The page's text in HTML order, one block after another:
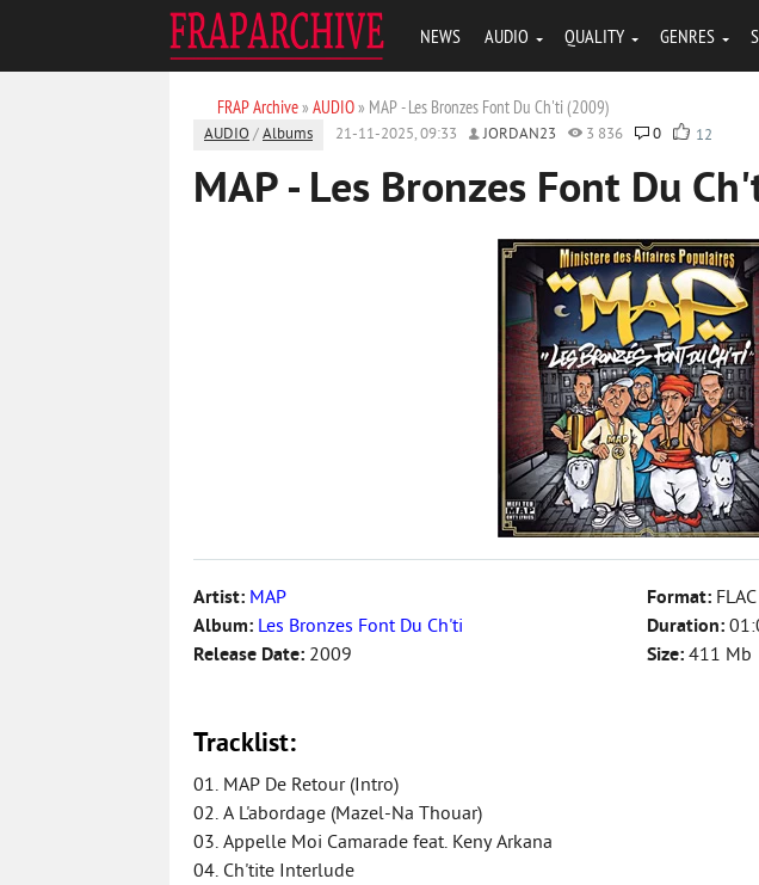
NEWS AUDIO QUALITY GENRES
FRAP Archive» AUDIO» MAP - Les Bronzes Font Du Ch'ti (2009)
AUDIO /Albums 21-11-2025, 09:33 JORDAN23 3 836 0 12
MAP - Les Bronzes Font Du
Artist: MAP
Album: Les Bronzes Font Du Ch'ti
Release Date: 2009
Format: FLAC
Duration:
Size: 411 Mb
Tracklist:
01. MAP De Retour (Intro)
02. A L'abordage (Mazel-Na Thouar)
03. Appelle Moi Camarade feat. Keny Arkana
04. Ch'tite Interlude